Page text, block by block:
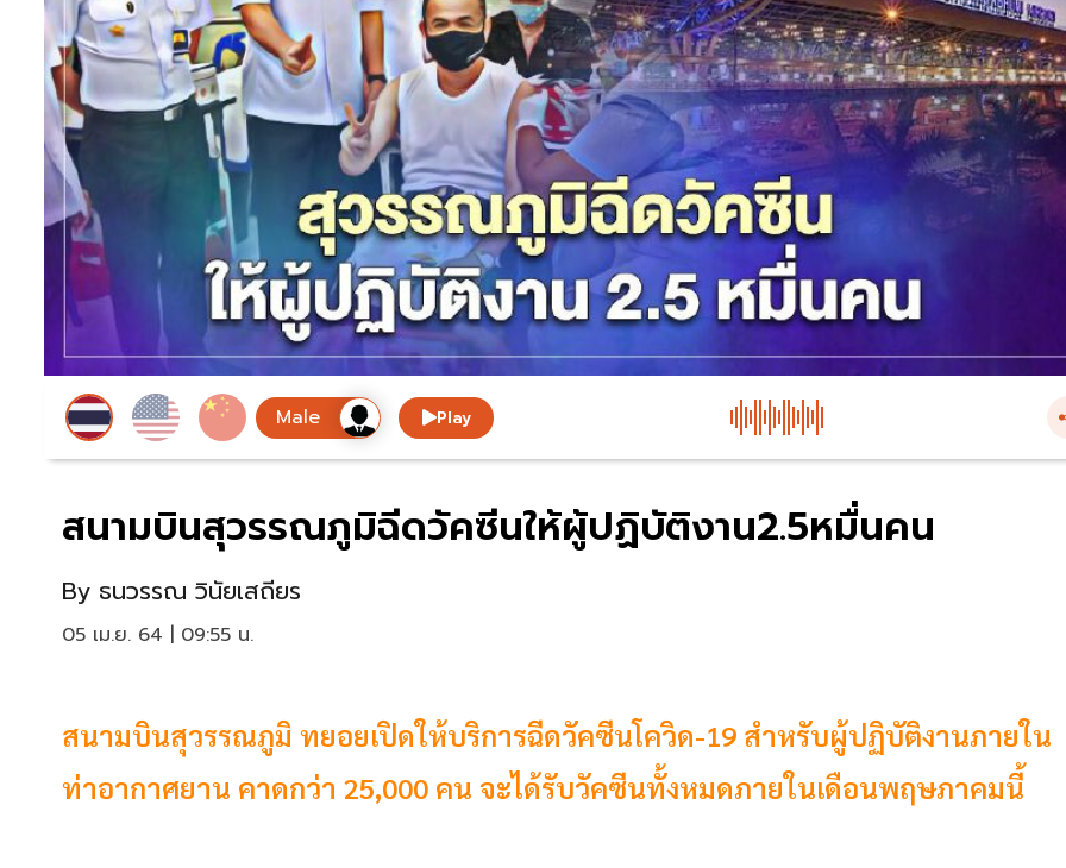
Play
สนามบินสุวรรณภูมิฉีดวัคซีนให้ผู้ปฏิบัติงาน2.5หมื่นคน
By ธนวรรณ วินัยเสถียร
05 เม.ย. 64 | 09:55 น.
สนามบินสุวรรณภูมิ ทยอยเปิดให้บริการฉีดวัคซีนโควิด-19 สำหรับผู้ปฏิบัติงานภายใน
ท่าอากาศยาน คาดกว่า 25,000 คน จะได้รับวัคซีนทั้งหมดภายในเดือนพฤษภาคมนี้